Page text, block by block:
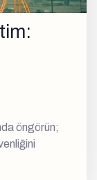
öngörün;